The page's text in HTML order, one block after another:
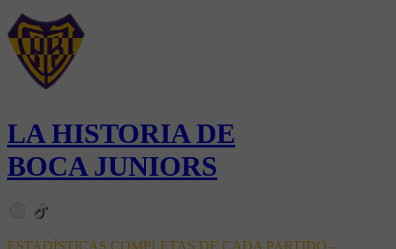
LA HISTORIA DE
BOCA JUNIORS
ESTADÍSTICAS COMPLETAS DE CADA PARTIDO -